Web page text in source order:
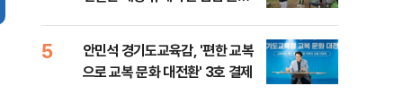
5
안민석 경기도교육감, '편한 교복
으로 교복 문화 대전환' 3호 결제